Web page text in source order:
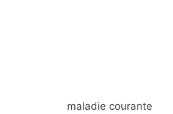
maladie courante